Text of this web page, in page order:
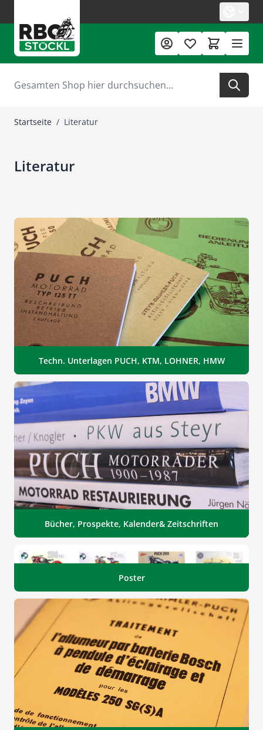
Suche
Startseite / Literatur
Literatur
Techn. Unterlagen PUCH, KTM, LOHNER, HMW
Bücher, Prospekte, Kalender& Zeitschriften
Poster